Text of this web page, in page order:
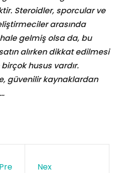
Steroidler, sporcular ve
arasında
gelmiş olsa da, bu
alırken dikkat edilmesi
husus vardır.
güvenilir kaynaklardan
Pre
Nex